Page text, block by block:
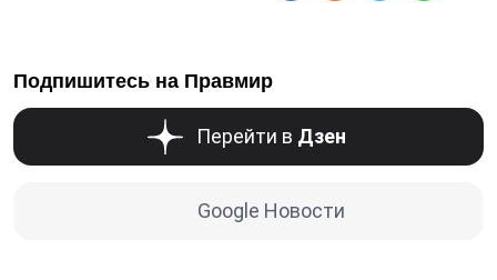
Подпишитесь на Правмир
Перейти в Дзен
Google Новости